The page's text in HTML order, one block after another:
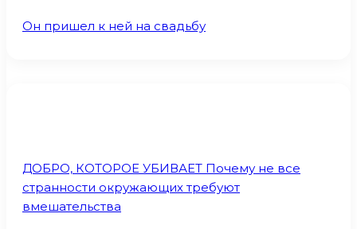
Он пришел к ней на свадьбу
ДОБРО, КОТОРОЕ УБИВАЕТ Почему не все
странности окружающих требуют
вмешательства